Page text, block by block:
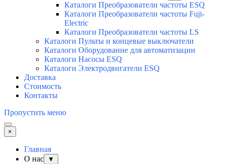
Каталоги Преобразователи частоты ESQ
Каталоги Преобразователи частоты Fuji-
Electric
Каталоги Преобразователи частоты LS
Каталоги Пульты и концевые выключатели
Каталоги Оборудование для автоматизации
Каталоги Насосы ESQ
Каталоги Электродвигатели ESQ
Доставка
Стоимость
Контакты
Пропустить меню
×
Главная
О нас
▼